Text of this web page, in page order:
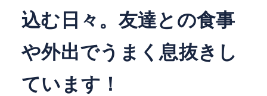
込む日々。友達との食事
や外出でうまく息抜きし
ています！